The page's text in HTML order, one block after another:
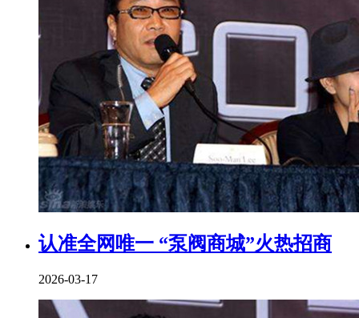
认准全网唯一 “泵阀商城”火热招商
2026-03-17